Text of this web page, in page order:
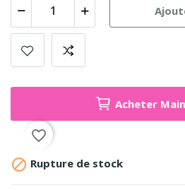
Acheter
favorite_border
 Rupture de stock